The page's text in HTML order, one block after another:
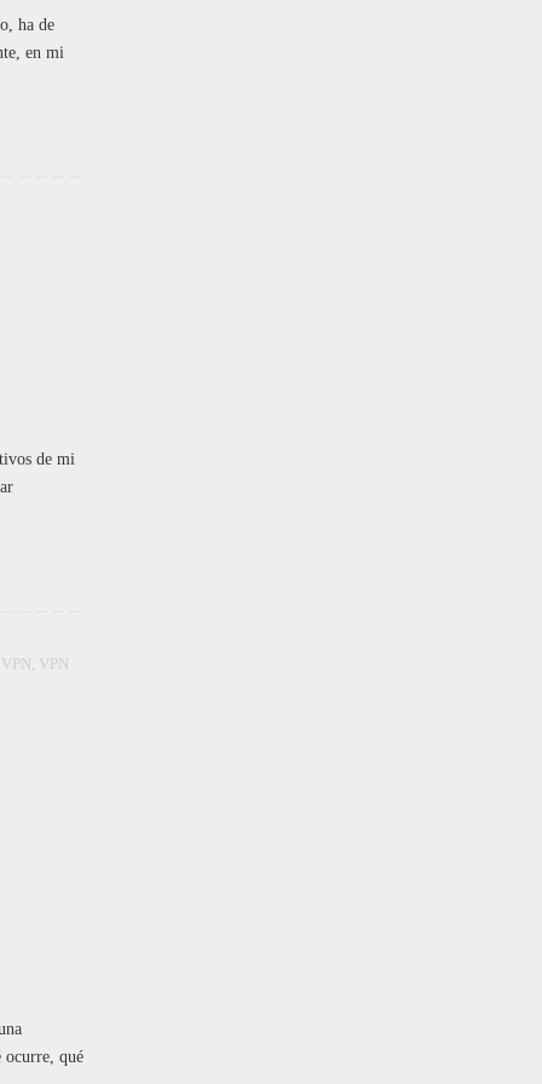
ha de
en mi
de mi
VPN
ocurre, qué